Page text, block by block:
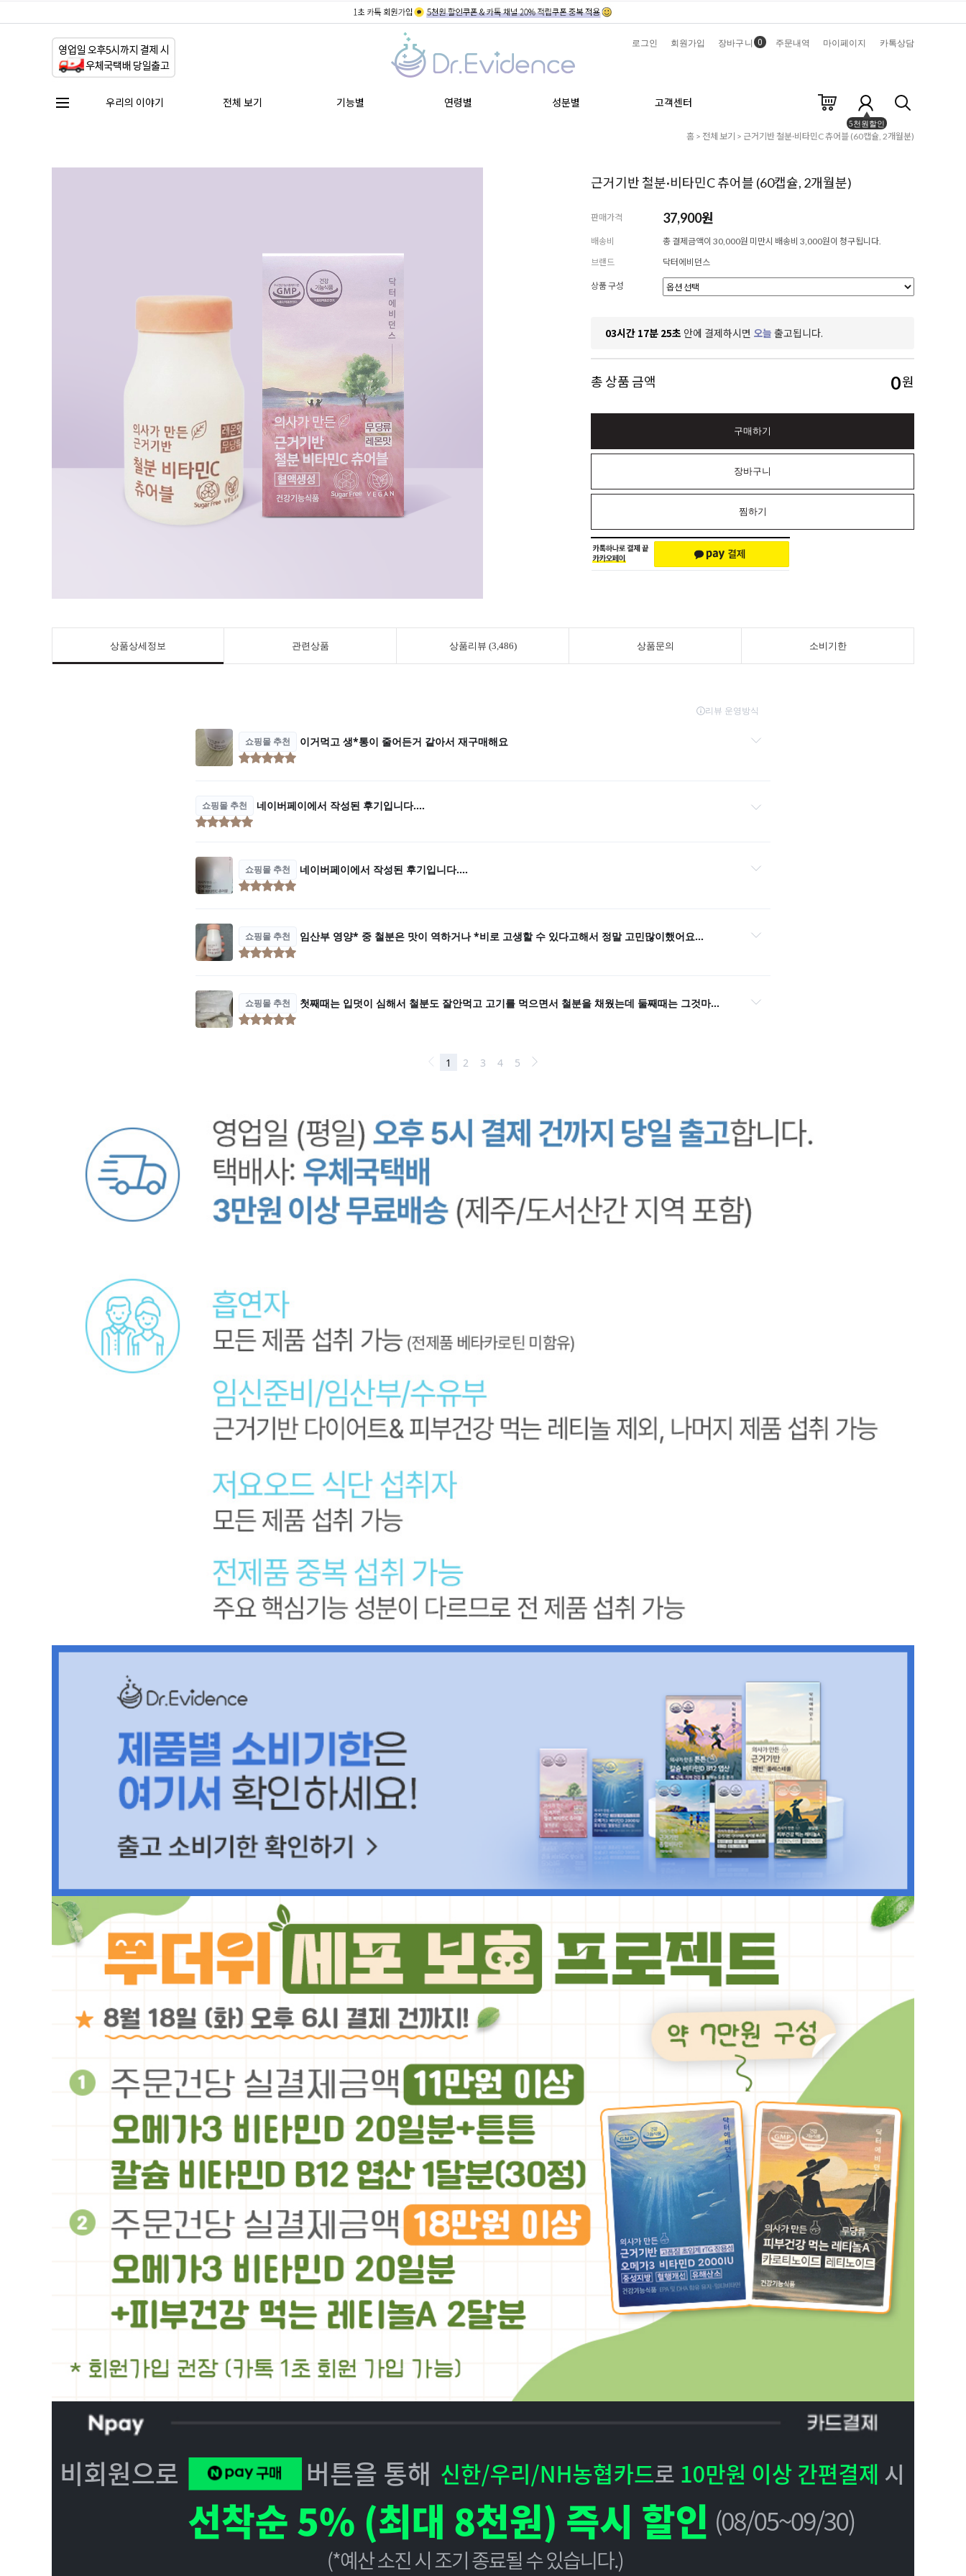
로그인 회원가입 장바구니 0 주문내역 마이페이지 카톡상담
우리의 이야기 전체 보기 기능별 연령별 성분별 고객센터
5천원할인
홈 > 전체 보기 > 근거기반 철분·비타민C 츄어블 (60캡슐, 2개월분)
근거기반 철분·비타민C 츄어블 (60캡슐, 2개월분)
판매가격 37,900원
배송비
총 결제금액이 30,000원 미만시 배송비 3,000원이 청구됩니다.
브랜드
닥터에비던스
상품 구성
03시간 17분 24초 안에 결제하시면 오늘 출고됩니다.
총 상품 금액 0원
구매하기
장바구니
찜하기
상품상세정보 관련상품 상품리뷰 (3,486) 상품문의 소비기한